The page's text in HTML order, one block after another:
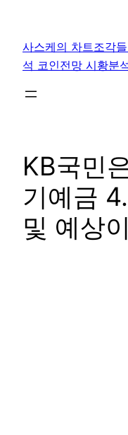
사스케의 차트조각
석 코인전망 시황분
KB국민
기예금
및 예상